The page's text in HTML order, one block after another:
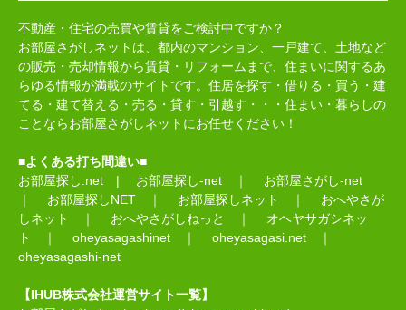
不動産・住宅の売買や賃貸をご検討中ですか？
お部屋さがしネットは、都内のマンション、一戸建て、土地など
の販売・売却情報から賃貸・リフォームまで、住まいに関するあ
らゆる情報が満載のサイトです。住居を探す・借りる・買う・建
てる・建て替える・売る・貸す・引越す・・・住まい・暮らしの
ことならお部屋さがしネットにお任せください！
■よくある打ち間違い■
お部屋探し.net | お部屋探し-net ｜ お部屋さがし-net
｜ お部屋探しNET ｜ お部屋探しネット ｜ おへやさが
しネット
｜ おへやさがしねっと ｜ オヘヤサガシネッ
ト
｜ oheyasagashinet ｜ oheyasagasi.net ｜
oheyasagashi-net
【IHUB株式会社運営サイト一覧】